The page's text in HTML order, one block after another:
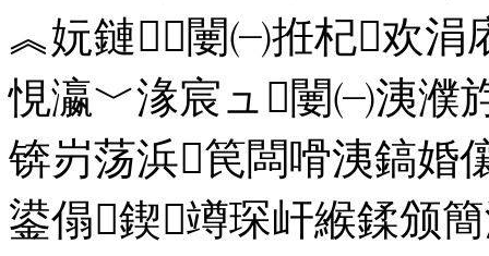
︽妧鏈闄㈠拰杞欢
悓瀛﹀湪宸ュ闄㈠洟濮
锛岃荡浜笢闆嗗洟鎬婚
鍙傝鍥竴琛屽緱鍒颁